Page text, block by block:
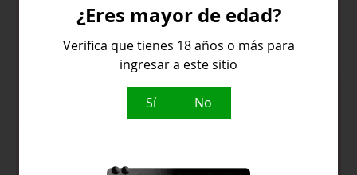
Aromas a cítricos y fruta de hueso
con notas florales
En boca es fresco, con acidez vivaz y
un final limpio
¿Eres mayor de edad?
Verifica que tienes 18 años o más para
ingresar a este sitio
Sí No